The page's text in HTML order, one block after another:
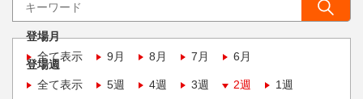
登場月
全て表示
9月 8月 7月 6月
登場週
全て表示
5週 4週 3週 2週 1週